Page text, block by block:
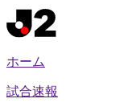
ホーム
試合速報